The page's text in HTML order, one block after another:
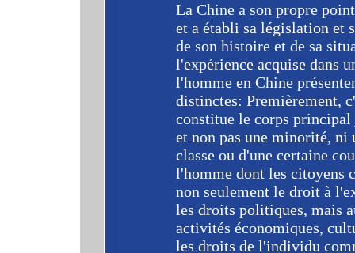
La Chine a son propre
et a établi sa législation et
de son histoire et de sa
l'expérience acquise dans
l'homme en Chine
distinctes: Premièrement,
constitue le corps
et non pas une minorité, ni
classe ou d'une certaine
l'homme dont les citoyens
non seulement le droit à
les droits politiques, mais
activités économiques,
les droits de l'individu